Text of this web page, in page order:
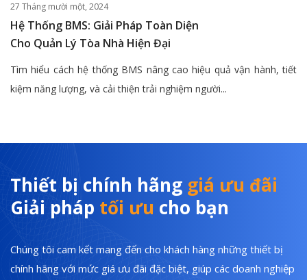
27 Tháng mười một, 2024
Hệ Thống BMS: Giải Pháp Toàn Diện
Cho Quản Lý Tòa Nhà Hiện Đại
Tìm hiểu cách hệ thống BMS nâng cao hiệu quả vận hành, tiết
kiệm năng lượng, và cải thiện trải nghiệm người...
Thiết bị chính hãng giá ưu đãi
Giải pháp tối ưu cho bạn
Chúng tôi cam kết mang đến cho khách hàng những thiết bị
chính hãng với mức giá ưu đãi đặc biệt, giúp các doanh nghiệp